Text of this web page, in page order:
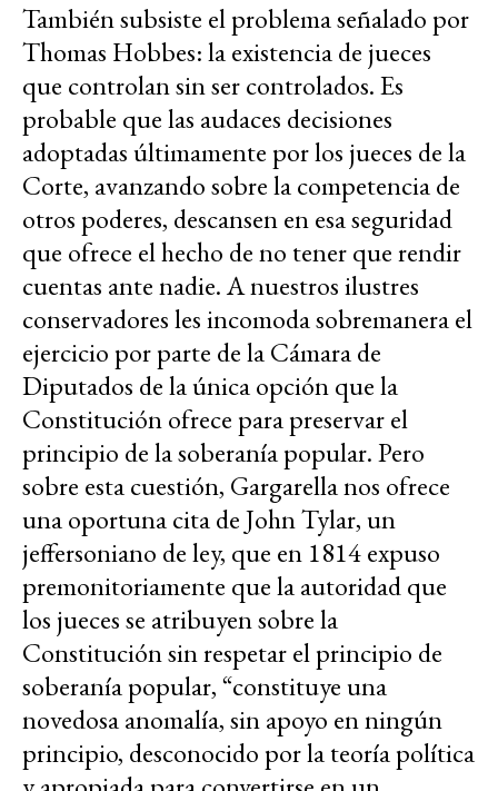
También subsiste el problema señalado por
Thomas Hobbes: la existencia de jueces
que controlan sin ser controlados. Es
probable que las audaces decisiones
adoptadas últimamente por los jueces de la
Corte, avanzando sobre la competencia de
otros poderes, descansen en esa seguridad
que ofrece el hecho de no tener que rendir
cuentas ante nadie. A nuestros ilustres
conservadores les incomoda sobremanera el
ejercicio por parte de la Cámara de
Diputados de la única opción que la
Constitución ofrece para preservar el
principio de la soberanía popular. Pero
sobre esta cuestión, Gargarella nos ofrece
una oportuna cita de John Tylar, un
jeffersoniano de ley, que en 1814 expuso
premonitoriamente que la autoridad que
los jueces se atribuyen sobre la
Constitución sin respetar el principio de
soberanía popular, “constituye una
novedosa anomalía, sin apoyo en ningún
principio, desconocido por la teoría política